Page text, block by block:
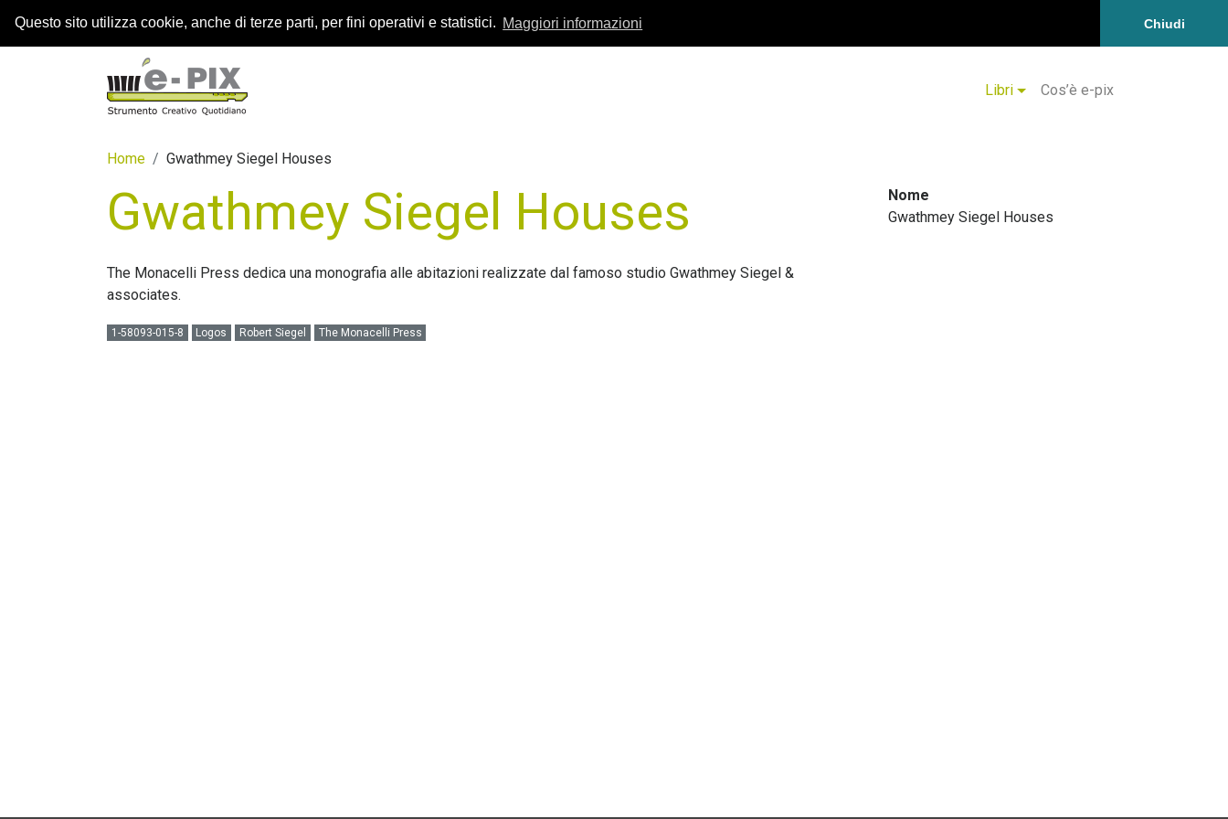
Questo sito utilizza cookie, anche di terze parti, per fini operativi e statistici. Maggiori informazioni Chiudi
Libri Cos’è e-pix
Home Gwathmey Siegel Houses
Gwathmey Siegel Houses
The Monacelli Press dedica una monografia alle abitazioni realizzate dal famoso studio Gwathmey Siegel &
associates.
1-58093-015-8 Logos Robert Siegel The Monacelli Press
Nome
Gwathmey Siegel Houses